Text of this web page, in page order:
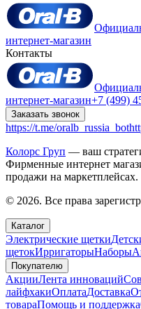
интернет-магазин
Контакты
интернет-магазин+7 (499)
Заказать звонок
https://t.me/oralb_russia_bot
Колорс Груп — ваш
Фирменные интернет
продажи на маркетплейсах.
© 2026. Все права
Каталог
Электрические щетки
щетокИрригаторыНаборы
Покупателю
АкцииЛента инноваций
лайфхакиОплатаДоставка
товараПомощь и поддержка